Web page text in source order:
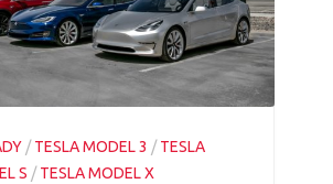
/TESLA MODEL 3 /TESLA
S /TESLA MODEL X